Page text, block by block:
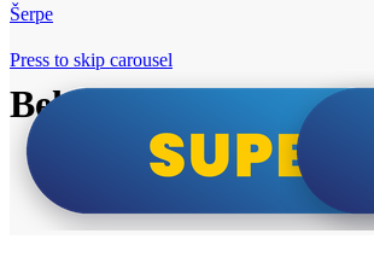
Šerpe
Beko i Tesla super cene
Press to skip carousel